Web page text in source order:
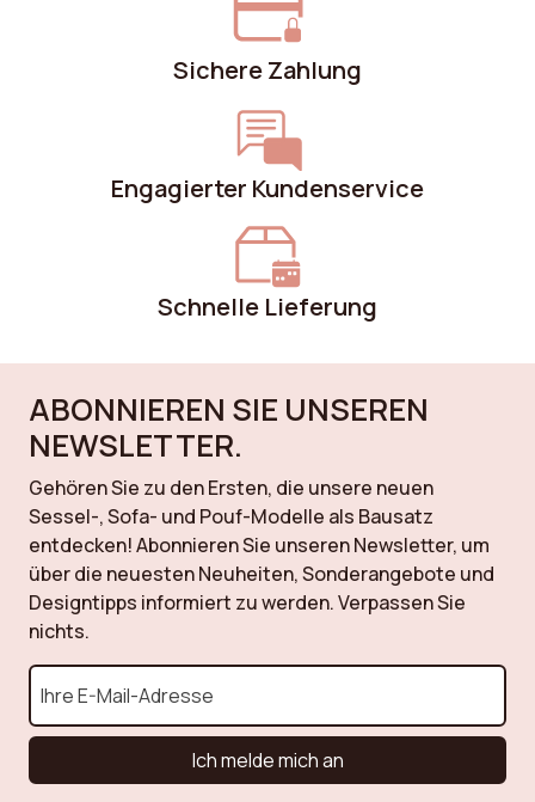
Sichere Zahlung
Engagierter Kundenservice
Schnelle Lieferung
ABONNIEREN SIE UNSEREN
NEWSLETTER.
Gehören Sie zu den Ersten, die unsere neuen
Sessel-, Sofa- und Pouf-Modelle als Bausatz
entdecken! Abonnieren Sie unseren Newsletter, um
über die neuesten Neuheiten, Sonderangebote und
Designtipps informiert zu werden. Verpassen Sie
nichts.
Ich melde mich an